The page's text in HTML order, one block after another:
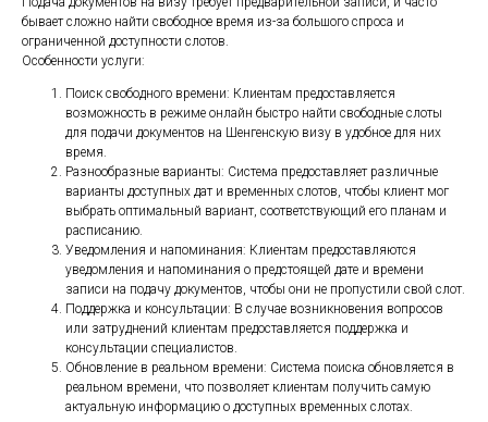
бывает сложно найти свободное время из-за большого спроса и
ограниченной доступности слотов.
Особенности услуги:
Поиск свободного времени: Клиентам предоставляется
возможность в режиме онлайн быстро найти свободные слоты
для подачи документов на Шенгенскую визу в удобное для них
время.
Разнообразные варианты: Система предоставляет различные
варианты доступных дат и временных слотов, чтобы клиент мог
выбрать оптимальный вариант, соответствующий его планам и
расписанию.
Уведомления и напоминания: Клиентам предоставляются
уведомления и напоминания о предстоящей дате и времени
записи на подачу документов, чтобы они не пропустили свой слот.
Поддержка и консультации: В случае возникновения вопросов
или затруднений клиентам предоставляется поддержка и
консультации специалистов.
Обновление в реальном времени: Система поиска обновляется в
реальном времени, что позволяет клиентам получить самую
актуальную информацию о доступных временных слотах.